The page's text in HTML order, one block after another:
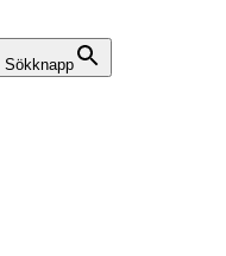
Sökknapp